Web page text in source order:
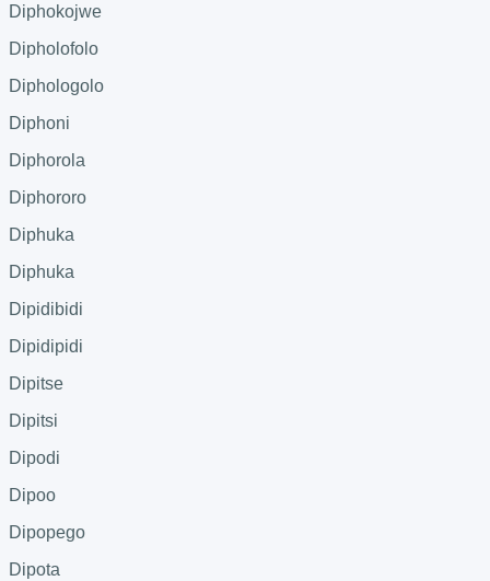
Diphokojwe
Dipholofolo
Diphologolo
Diphoni
Diphorola
Diphororo
Diphuka
Diphuka
Dipidibidi
Dipidipidi
Dipitse
Dipitsi
Dipodi
Dipoo
Dipopego
Dipota